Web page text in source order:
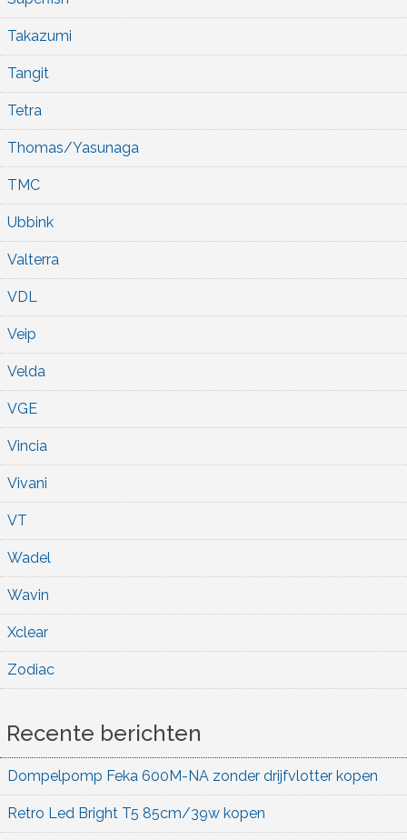
Takazumi
Tangit
Tetra
Thomas/Yasunaga
TMC
Ubbink
Valterra
VDL
Veip
Velda
VGE
Vincia
Vivani
VT
Wadel
Wavin
Xclear
Zodiac
Recente berichten
Dompelpomp Feka 600M-NA zonder drijfvlotter kopen
Retro Led Bright T5 85cm/39w kopen